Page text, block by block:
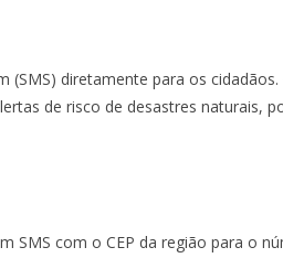
(SMS) diretamente para os
de risco de desastres naturais,
SMS com o CEP da região para o